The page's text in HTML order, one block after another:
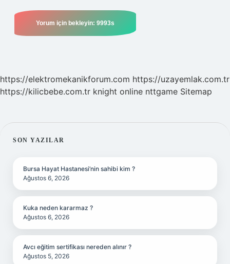
https://elektromekanikforum.com https://uzayemlak.com.tr
https://kilicbebe.com.tr knight online nttgame Sitemap
SIDEBAR
SON YAZILAR
Bursa Hayat Hastanesi’nin sahibi kim ?
Ağustos 6, 2026
Kuka neden kararmaz ?
Ağustos 6, 2026
Avcı eğitim sertifikası nereden alınır ?
Ağustos 5, 2026